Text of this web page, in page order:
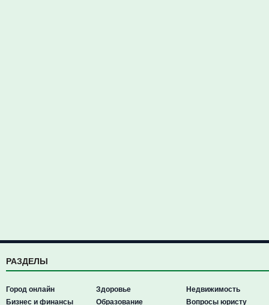
РАЗДЕЛЫ
Город онлайн
Бизнес и финансы
Здоровье
Образование
Недвижимость
Вопросы юристу